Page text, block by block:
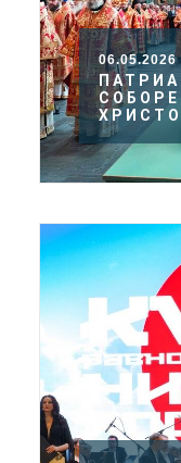
06.05.2026